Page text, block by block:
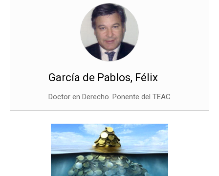
García de Pablos, Félix
Doctor en Derecho. Ponente del TEAC